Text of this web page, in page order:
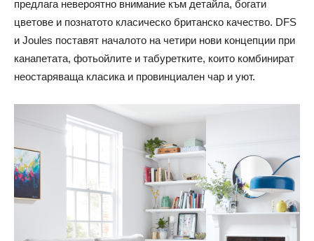
предлага невероятно внимание към детайла, богати
цветове и познатото класическо британско качество. DFS
и Joules поставят началото на четири нови концепции при
канапетата, фотьойлите и табуретките, които комбинират
неостаряваща класика и провинциален чар и уют.